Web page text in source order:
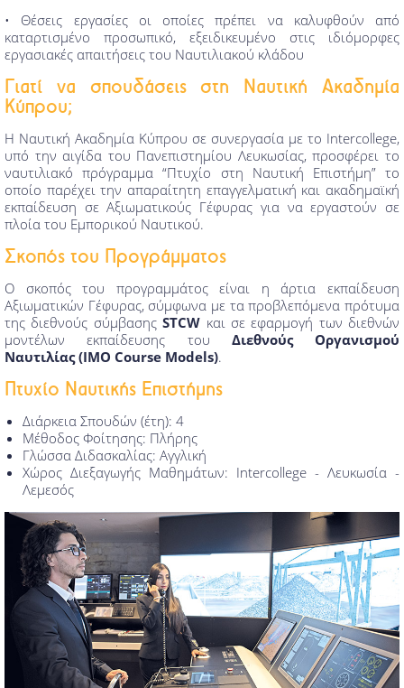
• Θέσεις εργασίες οι οποίες πρέπει να καλυφθούν από
καταρτισμένο προσωπικό, εξειδικευμένο στις ιδιόμορφες
εργασιακές απαιτήσεις του Ναυτιλιακού κλάδου
Γιατί να σπουδάσεις στη Ναυτική Ακαδημία
Κύπρου;
Η Ναυτική Ακαδημία Κύπρου σε συνεργασία με το Intercollege,
υπό την αιγίδα του Πανεπιστημίου Λευκωσίας, προσφέρει το
ναυτιλιακό πρόγραμμα “Πτυχίο στη Ναυτική Επιστήμη” το
οποίο παρέχει την απαραίτητη επαγγελματική και ακαδημαϊκή
εκπαίδευση σε Αξιωματικούς Γέφυρας για να εργαστούν σε
πλοία του Εμπορικού Ναυτικού.
Σκοπός του Προγράμματος
Ο σκοπός του προγραμμάτος είναι η άρτια εκπαίδευση
Αξιωματικών Γέφυρας, σύμφωνα με τα προβλεπόμενα πρότυμα
της διεθνούς σύμβασηςSTCW και σε εφαρμογή των διεθνών
μοντέλων εκπαίδευσης του Διεθνούς Οργανισμού
Ναυτιλίας (IMO Course Models).
Πτυχίο Ναυτικής Επιστήμης
Διάρκεια Σπουδών (έτη): 4
Μέθοδος Φοίτησης: Πλήρης
Γλώσσα Διδασκαλίας: Αγγλική
Χώρος Διεξαγωγής Μαθημάτων: Intercollege - Λευκωσία -
Λεμεσός